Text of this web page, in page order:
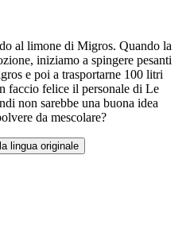
al limone di Migros. Quando la
iniziamo a spingere pesanti
e poi a trasportarne 100 litri
faccio felice il personale di Le
non sarebbe una buona idea
da mescolare?
lingua originale